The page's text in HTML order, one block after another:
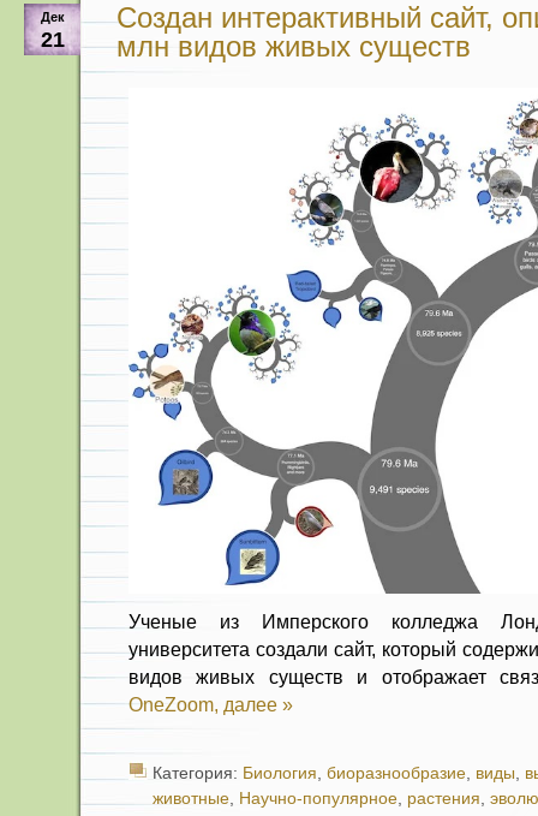
Дек
21
Создан интерактивный сайт,
млн видов живых существ
Ученые из Имперского колледжа
университета создали сайт, который
видов живых существ и отображает
OneZoom, далее »
Категория: Биология, биоразнообразие, виды,
животные, Научно-популярное, растения,